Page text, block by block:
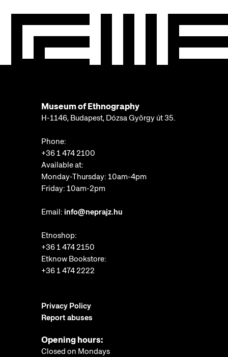
Museum of Ethnography
H-1146, Budapest, Dózsa György út 35.
Phone:
+36 1 474 2100
Available at:
Monday-Thursday: 10am-4pm
Friday: 10am-2pm
Email: info@neprajz.hu
Etnoshop:
+36 1 474 2150
Etknow Bookstore:
+36 1 474 2222
Privacy Policy
Report abuses
Opening hours:
Closed on Mondays